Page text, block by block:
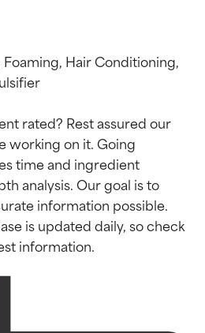
Hair Conditioning,
rated? Rest assured our
working on it. Going
time and ingredient
analysis. Our goal is to
information possible.
is updated daily, so check
degli
sostenuti da studi
Ingrediente attivo
degli
sostenuti da studi
Ingrediente attivo